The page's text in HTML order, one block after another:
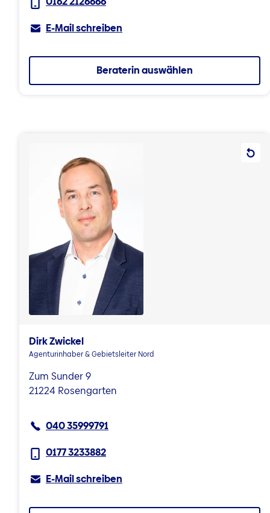
E-Mail schreiben
Beraterin auswählen
Dirk Zwickel
Agenturinhaber & Gebietsleiter Nord
Zum Sunder 9
21224 Rosengarten
040 35999791
0177 3233882
E-Mail schreiben